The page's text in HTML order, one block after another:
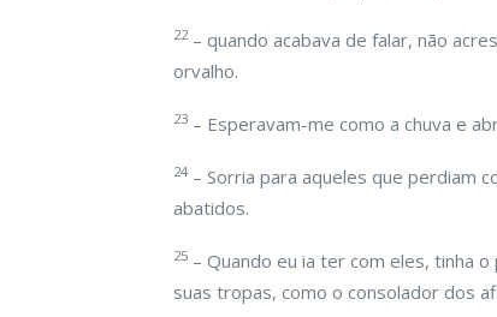
22– quando acabava de falar, não
orvalho.
23 – Esperavam-me como a chuva e
24 – Sorria para aqueles que perdiam
abatidos.
25 – Quando eu ia ter com eles, tinha
suas tropas, como o consolador dos